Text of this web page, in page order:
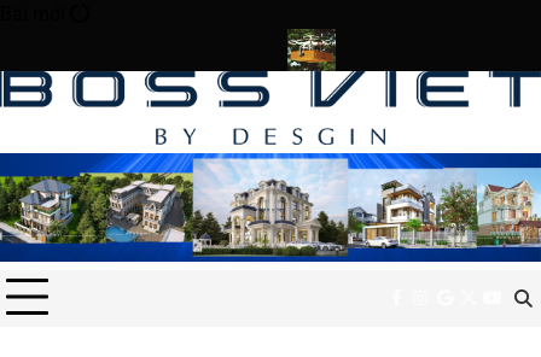
content
Lost Ancient Cities Drone Deliveries Expand to Remote